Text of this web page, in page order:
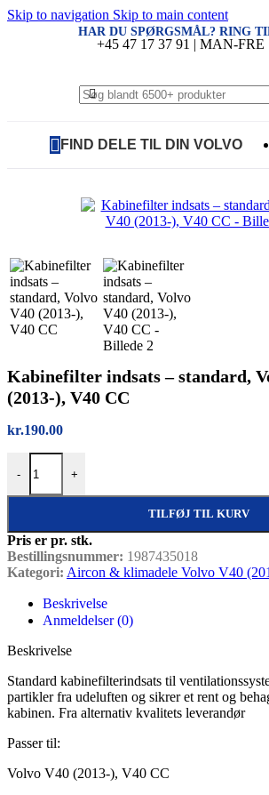
Skip to navigation Skip to main content
HAR DU SPØRGSMÅL? RING
+45 47 17 37 91 | MAN-FRE
FIND DELE TIL DIN VOLVO
Kabinefilter indsats – standard,
(2013-), V40 CC
kr.190.00
-
Kabinefilter indsats – standard, Volvo V40
+
TILFØJ TIL KURV
Pris er pr. stk.
Bestillingsnummer: 1987435018
Kategori: Aircon & klimadele Volvo V40
Beskrivelse
Anmeldelser (0)
Beskrivelse
Standard kabinefilterindsats til
partikler fra udeluften og sikrer et rent og
kabinen. Fra alternativ kvalitets leverandør
Passer til:
Volvo V40 (2013-), V40 CC